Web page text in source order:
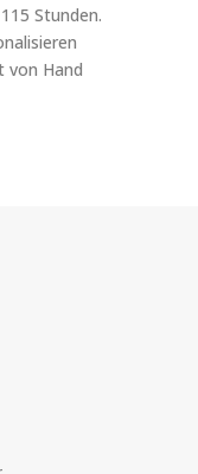
Stunden.
von Hand